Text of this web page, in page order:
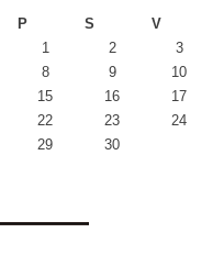
P S
V
1
2
3
8 9
10
15 16
17
22 23
24
29
30